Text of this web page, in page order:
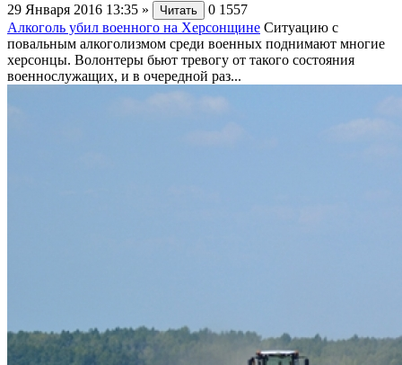
29 Января 2016 13:35 » Читать 0 1557
Алкоголь убил военного на Херсонщине Ситуацию с
повальным алкоголизмом среди военных поднимают многие
херсонцы. Волонтеры бьют тревогу от такого состояния
военнослужащих, и в очередной раз...